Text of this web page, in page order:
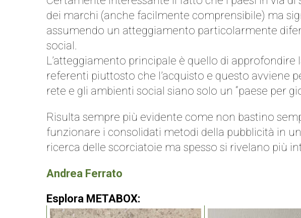
dei marchi (anche facilmente comprensibile) ma
assumendo un atteggiamento particolarmente
social.
L’atteggiamento principale è quello di
referenti piuttosto che l’acquisto e questo avviene
rete e gli ambienti social siano solo un “paese per
Risulta sempre più evidente come non bastino
funzionare i consolidati metodi della pubblicità in
ricerca delle scorciatoie ma spesso si rivelano più
Andrea Ferrato
Esplora METABOX: